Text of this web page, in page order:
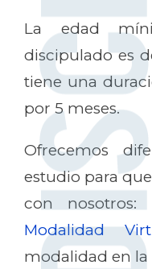
La edad
discipulado es
tiene una
por 5 meses.
Ofrecemos
estudio para
con nosotros:
Modalidad
modalidad en la